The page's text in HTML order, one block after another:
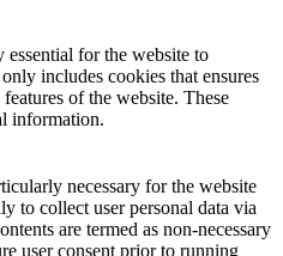
essential for the website to
includes cookies that ensures
of the website. These
information.
necessary for the website
to collect user personal data via
are termed as non-necessary
user consent prior to running